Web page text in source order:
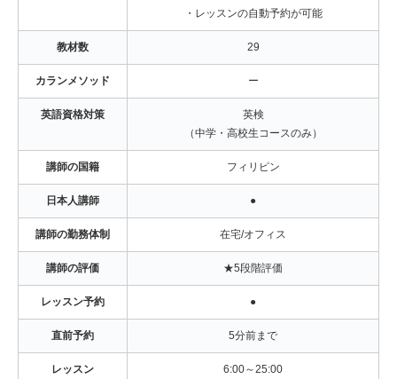
・レッスンの自動予約が可能
教材数 29
カランメソッド ー
英語資格対策
英検
（中学・高校生コースのみ）
講師の国籍 フィリピン
日本人講師 ●
講師の勤務体制 在宅/オフィス
講師の評価 ★5段階評価
レッスン予約 ●
直前予約 5分前まで
レッスン
6:00～25:00